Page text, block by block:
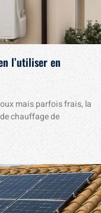
l’utiliser en
mais parfois frais, la
chauffage de